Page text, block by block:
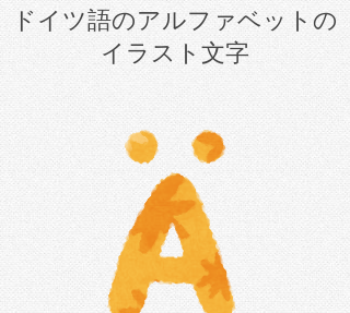
ドイツ語のアルファベットの
イラスト文字